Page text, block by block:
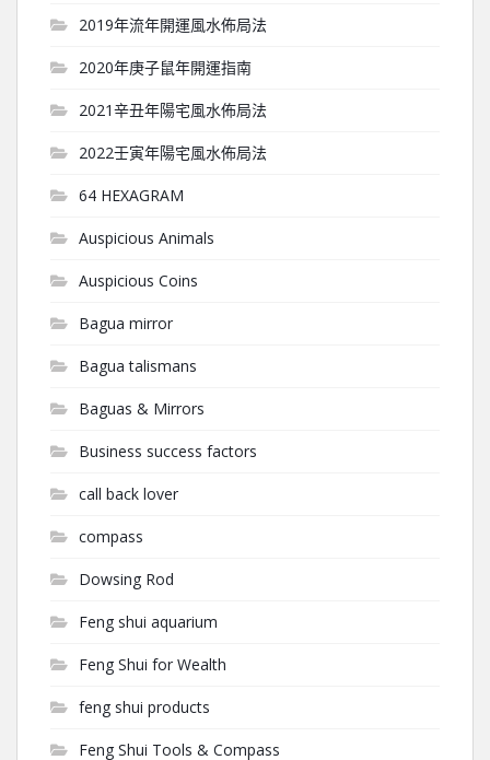
2019年流年開運風水佈局法
2020年庚子鼠年開運指南
2021辛丑年陽宅風水佈局法
2022壬寅年陽宅風水佈局法
64 HEXAGRAM
Auspicious Animals
Auspicious Coins
Bagua mirror
Bagua talismans
Baguas & Mirrors
Business success factors
call back lover
compass
Dowsing Rod
Feng shui aquarium
Feng Shui for Wealth
feng shui products
Feng Shui Tools & Compass